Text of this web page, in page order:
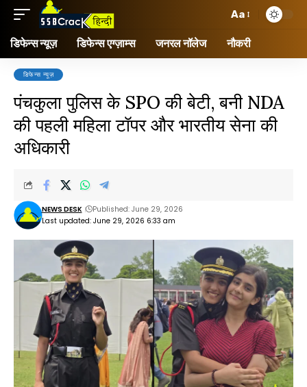
Aa
डिफेन्स न्यूज़ डिफेन्स एग्ज़ाम्स जनरल नॉलेज नौकरी
डिफेन्स न्यूज़
पंचकुला पुलिस के SPO की बेटी, बनी NDA
की पहली महिला टॉपर और भारतीय सेना की
अधिकारी
Last updated: June 29, 2026 6:33 am
NEWS DESK Published: June 29, 2026